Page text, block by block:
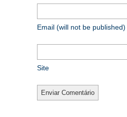
Email (will not be published)
Site